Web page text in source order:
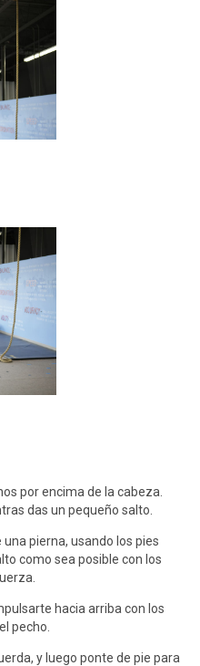
por encima de la cabeza.
das un pequeño salto.
pierna, usando los pies
como sea posible con los
hacia arriba con los
pecho.
y luego ponte de pie para